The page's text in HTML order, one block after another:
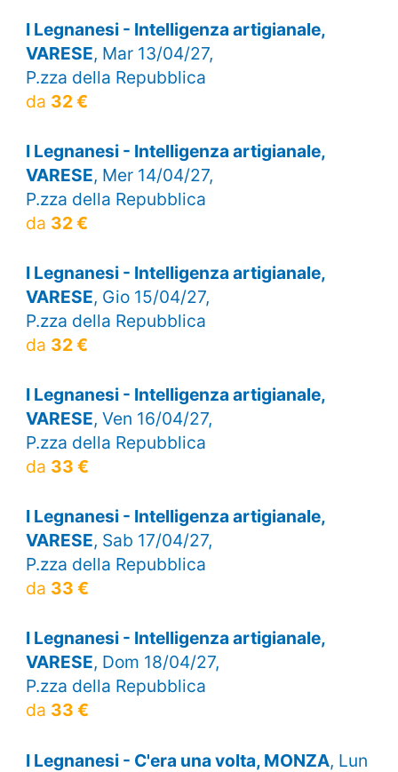
I Legnanesi - Intelligenza artigianale,
VARESE, Mar 13/04/27,
P.zza della Repubblica
da 32 €
I Legnanesi - Intelligenza artigianale,
VARESE, Mer 14/04/27,
P.zza della Repubblica
da 32 €
I Legnanesi - Intelligenza artigianale,
VARESE, Gio 15/04/27,
P.zza della Repubblica
da 32 €
I Legnanesi - Intelligenza artigianale,
VARESE, Ven 16/04/27,
P.zza della Repubblica
da 33 €
I Legnanesi - Intelligenza artigianale,
VARESE, Sab 17/04/27,
P.zza della Repubblica
da 33 €
I Legnanesi - Intelligenza artigianale,
VARESE, Dom 18/04/27,
P.zza della Repubblica
da 33 €
I Legnanesi - C'era una volta, MONZA, Lun